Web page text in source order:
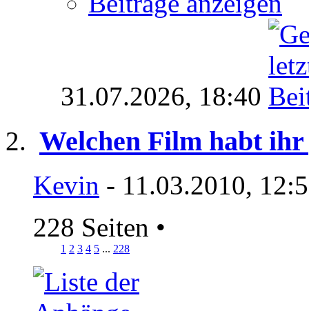
31.07.2026, 18:40
Welchen Film habt ihr
Kevin - 11.03.2010,
228 Seiten •
1 2 3 4 5 ... 228